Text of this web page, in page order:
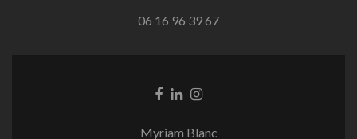
06 16 96 39 67
LienLienLien
Myriam Blanc